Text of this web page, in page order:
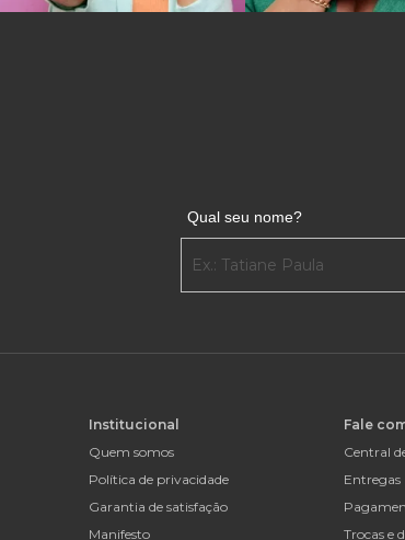
Qual seu nome?
Institucional
Quem somos
Política de privacidade
Garantia de satisfação
Manifesto
Fale
Central
Entregas
Trocas e